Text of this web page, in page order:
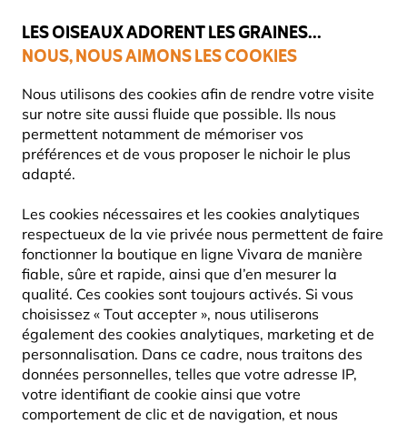
LES OISEAUX ADORENT LES GRAINES...
NOUS, NOUS AIMONS LES COOKIES
Nous utilisons des cookies afin de rendre votre visite
sur notre site aussi fluide que possible. Ils nous
permettent notamment de mémoriser vos
préférences et de vous proposer le nichoir le plus
adapté.
Les cookies nécessaires et les cookies analytiques
respectueux de la vie privée nous permettent de faire
fonctionner la boutique en ligne Vivara de manière
fiable, sûre et rapide, ainsi que d’en mesurer la
qualité. Ces cookies sont toujours activés. Si vous
choisissez « Tout accepter », nous utiliserons
également des cookies analytiques, marketing et de
personnalisation. Dans ce cadre, nous traitons des
données personnelles, telles que votre adresse IP,
votre identifiant de cookie ainsi que votre
comportement de clic et de navigation, et nous
catégories.
Très bien noté dans 11 pays
Livraison express gratuite dès 59 €
Offres Destockage
60% DE RÉDUCTION